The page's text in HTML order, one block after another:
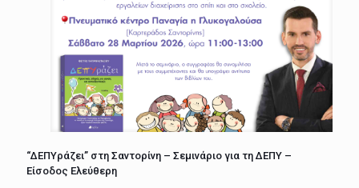
“ΔΕΠΥράζει” στη Σαντορίνη – Σεμινάριο για τη ΔΕΠΥ –
Είσοδος Ελεύθερη